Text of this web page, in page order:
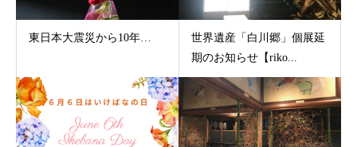
東日本大震災から10年…
世界遺産「白川郷」個展延
期のお知らせ【riko...